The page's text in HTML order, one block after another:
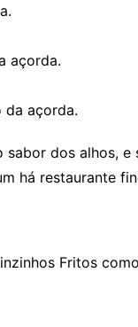
açorda.
da açorda.
dos alhos, e
há restaurante
Fritos